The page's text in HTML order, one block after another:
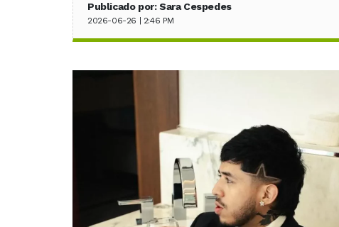
Publicado por: Sara Cespedes
2026-06-26 | 2:46 PM